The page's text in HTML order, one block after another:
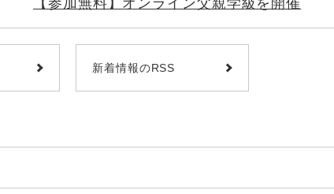
【参加無料】オンライン父親学級を開催
新着情報のRSS